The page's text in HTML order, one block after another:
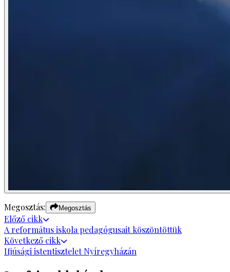
Megosztás: Megosztás
Előző cikk
A református iskola pedagógusait köszöntöttük
Következő cikk
Ifjúsági istentisztelet Nyíregyházán